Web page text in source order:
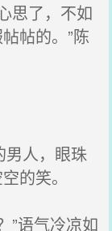
思了，不如
帖的。”陈
人，眼珠
的笑。
语气冷凉如